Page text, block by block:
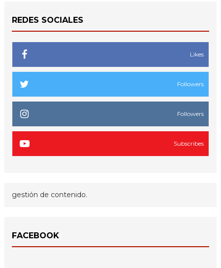
REDES SOCIALES
Likes
Followers
Followers
Subscribes
gestión de contenido.
FACEBOOK